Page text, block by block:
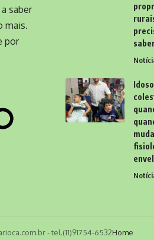
saber
mais.
por
- tel.(11)91754-6532Home